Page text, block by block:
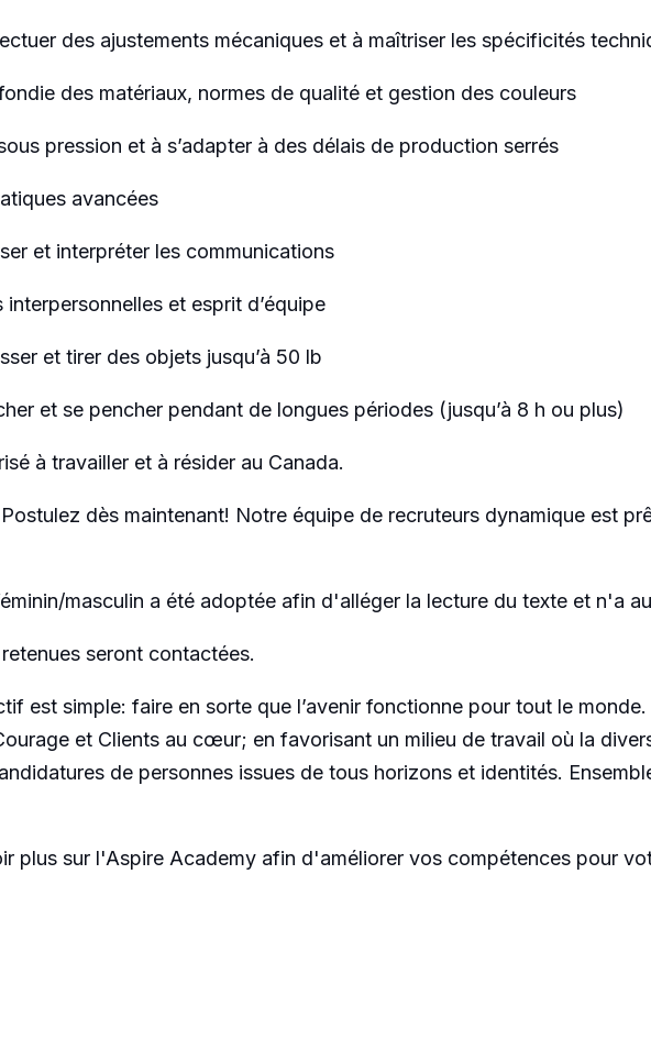
des ajustements mécaniques et à maîtriser les spécificités
des matériaux, normes de qualité et gestion des couleurs
pression et à s’adapter à des délais de production serrés
avancées
et interpréter les communications
et esprit d’équipe
et tirer des objets jusqu’à 50 lb
et se pencher pendant de longues périodes (jusqu’à 8 h ou plus)
à travailler et à résider au Canada.
dès maintenant! Notre équipe de recruteurs dynamique est
masculin a été adoptée afin d'alléger la lecture du texte et n'a
seront contactées.
est simple: faire en sorte que l’avenir fonctionne pour tout le
et Clients au cœur; en favorisant un milieu de travail où la
de personnes issues de tous horizons et identités.
plus sur l'Aspire Academy afin d'améliorer vos compétences pour